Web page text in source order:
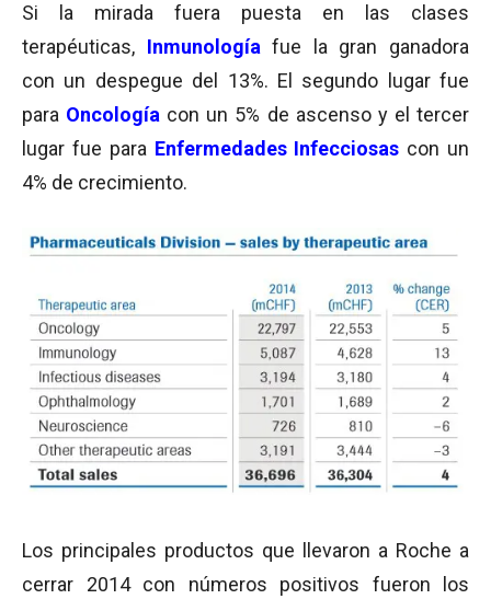
Si la mirada fuera puesta en las clases
terapéuticas, Inmunología fue la gran ganadora
con un despegue del 13%. El segundo lugar fue
para Oncología con un 5% de ascenso y el tercer
lugar fue para Enfermedades Infecciosas con un
4% de crecimiento.
Los principales productos que llevaron a Roche a
cerrar 2014 con números positivos fueron los